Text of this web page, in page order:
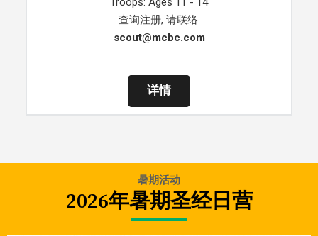
查询注册, 请联络:
scout@mcbc.com
详情
暑期活动
2026年暑期圣经日营